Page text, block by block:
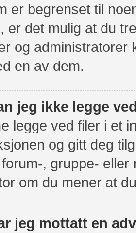
er begrenset til
er det mulig at du
og administratorer
en av dem.
jeg ikke legge
legge ved filer i et
og gitt deg
, gruppe-
om du mener at
jeg mottatt en